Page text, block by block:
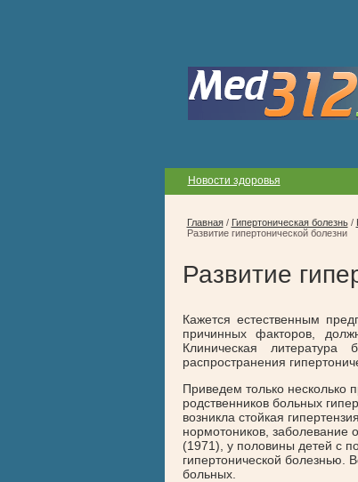
Новости здоровья
Главная/ Гипертоническая болезнь/
Развитие гипертонической болезни
Развитие
Кажется естественным
причинных факторов,
Клиническая литература
распространения
Приведем только
родственников больных
возникла стойкая
нормотоников, заболевание
(1971), у половины детей с
гипертонической
больных.